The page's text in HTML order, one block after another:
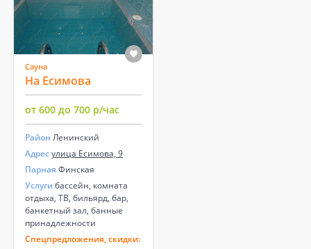
Сауна
На Есимова
от 600 до 700 р/час
Район Ленинский
Адресулица Есимова, 9
Парная Финская
Услуги бассейн, комната
отдыха, ТВ, бильярд, бар,
банкетный зал, банные
принадлежности
Спецпредложения, скидки: